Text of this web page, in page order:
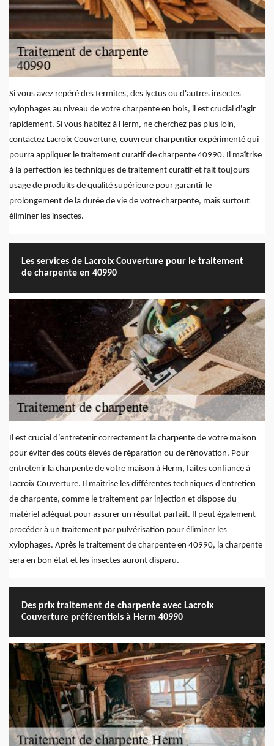
Si vous avez repéré des termites, des lyctus ou d'autres insectes
xylophages au niveau de votre charpente en bois, il est crucial d'agir
rapidement. Si vous habitez à Herm, ne cherchez pas plus loin,
contactez Lacroix Couverture, couvreur charpentier expérimenté qui
pourra appliquer le traitement curatif de charpente 40990. Il maîtrise
à la perfection les techniques de traitement curatif et fait toujours
usage de produits de qualité supérieure pour garantir le
prolongement de la durée de vie de votre charpente, mais surtout
éliminer les insectes.
Les services de Lacroix Couverture pour le traitement
de charpente en 40990
Il est crucial d’entretenir correctement la charpente de votre maison
pour éviter des coûts élevés de réparation ou de rénovation. Pour
entretenir la charpente de votre maison à Herm, faites confiance à
Lacroix Couverture. Il maîtrise les différentes techniques d'entretien
de charpente, comme le traitement par injection et dispose du
matériel adéquat pour assurer un résultat parfait. Il peut également
procéder à un traitement par pulvérisation pour éliminer les
xylophages. Après le traitement de charpente en 40990, la charpente
sera en bon état et les insectes auront disparu.
Des prix traitement de charpente avec Lacroix
Couverture préférentiels à Herm 40990